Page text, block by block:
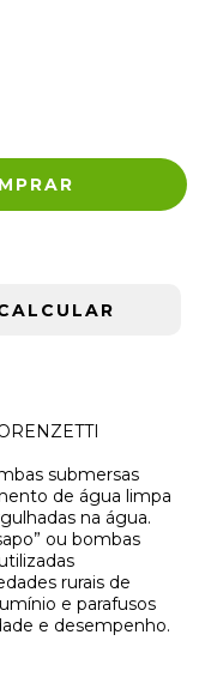
submersas
de água limpa
na água.
ou bombas
rurais de
e parafusos
e desempenho.